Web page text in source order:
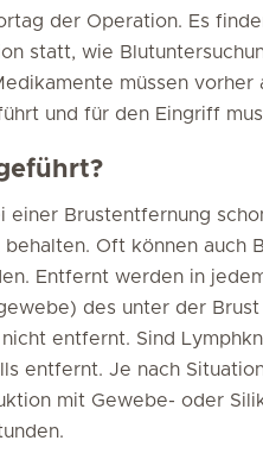
der Operation. Es
statt, wie
müssen
und für den Eingriff
einer Brustentfernung
Oft können auch
Entfernt werden in
des unter der
entfernt. Sind
entfernt. Je nach
mit Gewebe- oder